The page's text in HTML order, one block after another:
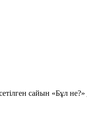
сайын «Бұл не?»